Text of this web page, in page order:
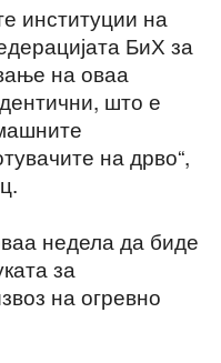
институции на
БиХ за
на оваа
што е
на дрво“,
недела да биде
за
на огревно